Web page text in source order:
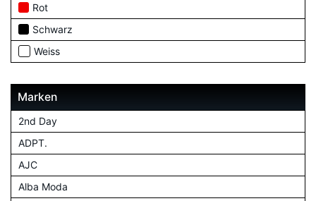
Rot
Schwarz
Weiss
Marken
2nd Day
ADPT.
AJC
Alba Moda